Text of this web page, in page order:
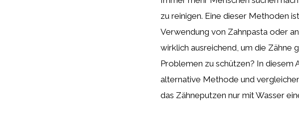
zu reinigen. Eine dieser Methoden
Verwendung von Zahnpasta oder
wirklich ausreichend, um die Zähne
Problemen zu schützen? In diesem
alternative Methode und
das Zähneputzen nur mit Wasser